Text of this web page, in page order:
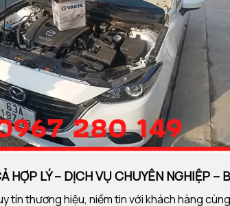
HỢP LÝ – DỊCH VỤ CHUYÊN NGHIỆP –
tín thương hiệu, niềm tin với khách hàng